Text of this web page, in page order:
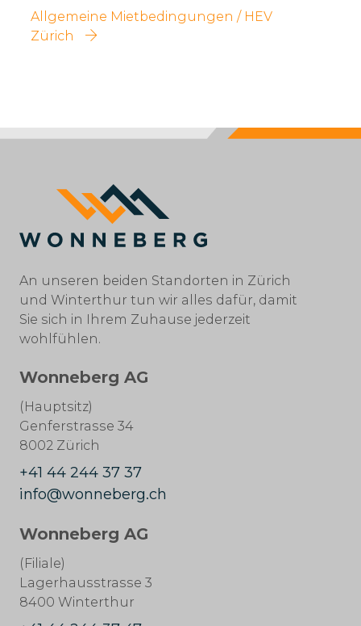
Allgemeine Mietbedingungen / HEV
Zürich
An unseren beiden Standorten in Zürich
und Winterthur tun wir alles dafür, damit
Sie sich in Ihrem Zuhause jederzeit
wohlfühlen.
Wonneberg AG
(Hauptsitz)
Genferstrasse 34
8002 Zürich
+41 44 244 37 37
info@wonneberg.ch
Wonneberg AG
(Filiale)
Lagerhausstrasse 3
8400 Winterthur